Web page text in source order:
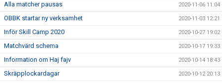
Alla matcher pausas 2020-11-06 11:04
OBBK startar ny verksamhet 2020-11-03 12:21
Inför Skill Camp 2020 2020-10-27 19:02
Matchvärd schema 2020-10-17 19:33
Information om Haj fajv 2020-10-14 18:43
Skräpplockardagar 2020-10-12 20:13